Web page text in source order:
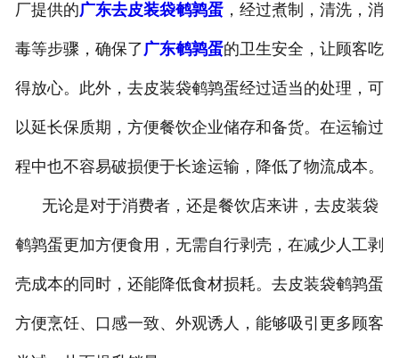
- 广东蜜汁味卤蛋
- 广东茶香味卤蛋
厂提供的广东去皮装袋鹌鹑蛋，经过煮制，清洗，消
毒等步骤，确保了广东鹌鹑蛋的卫生安全，让顾客吃
得放心。此外，去皮装袋鹌鹑蛋经过适当的处理，可
以延长保质期，方便餐饮企业储存和备货。在运输过
程中也不容易破损便于长途运输，降低了物流成本。
无论是对于消费者，还是餐饮店来讲，去皮装袋
鹌鹑蛋更加方便食用，无需自行剥壳，在减少人工剥
壳成本的同时，还能降低食材损耗。去皮装袋鹌鹑蛋
方便烹饪、口感一致、外观诱人，能够吸引更多顾客